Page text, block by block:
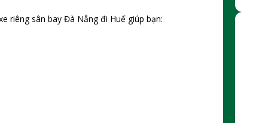
riêng sân bay Đà Nẵng đi Huế giúp bạn: